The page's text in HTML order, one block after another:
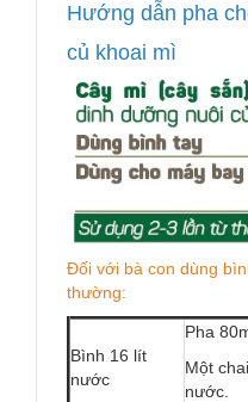
Hướng dẫn pha
củ khoai mì
Đối với bà con dùng
thường:
Bình 16 lít
nước
Pha
Một
nước.